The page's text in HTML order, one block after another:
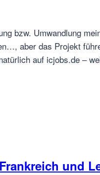
bzw. Umwandlung
aber das Projekt
auf icjobs.de –
und